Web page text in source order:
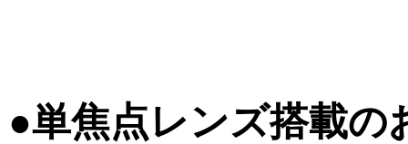
●単焦点レンズ搭載の